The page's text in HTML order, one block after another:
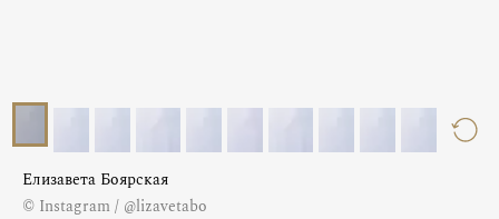
Елизавета Боярская
© Instagram / @lizavetabo